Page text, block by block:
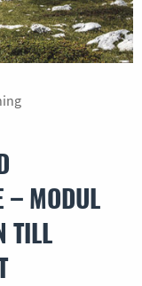
– MODUL
TILL